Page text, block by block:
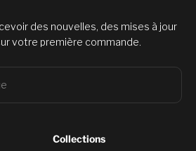
des nouvelles, des mises à jour
votre première commande.
Collections